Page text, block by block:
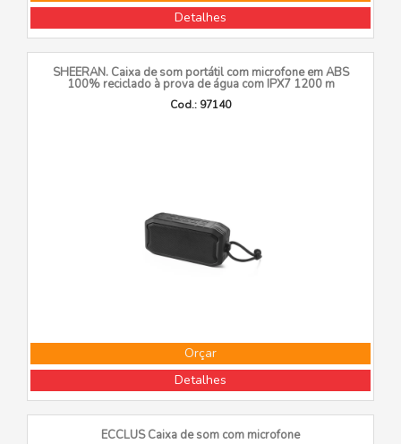
Detalhes
SHEERAN. Caixa de som portátil com microfone em ABS
100% reciclado à prova de água com IPX7 1200 m
Cod.: 97140
Orçar
Detalhes
ECCLUS Caixa de som com microfone